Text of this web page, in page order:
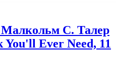
С. Талер
Ever Need, 11